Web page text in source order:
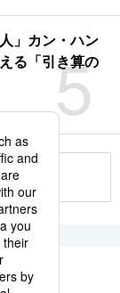
5
」カン・ハン
る「引き算の